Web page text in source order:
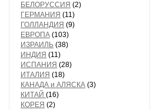
БЕЛОРУССИЯ (2)
ГЕРМАНИЯ (11)
ГОЛЛАНДИЯ (9)
ЕВРОПА (103)
ИЗРАИЛЬ (38)
ИНДИЯ (11)
ИСПАНИЯ (28)
ИТАЛИЯ (18)
КАНАДА и АЛЯСКА (3)
КИТАЙ (16)
КОРЕЯ (2)